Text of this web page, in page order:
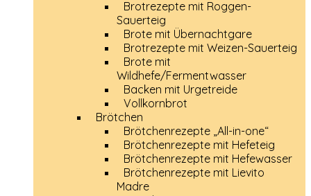
Brotrezepte mit Roggen-
Sauerteig
Brote mit Übernachtgare
Brotrezepte mit Weizen-Sauerteig
Brote mit
Wildhefe/Fermentwasser
Backen mit Urgetreide
Vollkornbrot
Brötchen
Brötchenrezepte „All-in-one“
Brötchenrezepte mit Hefeteig
Brötchenrezepte mit Hefewasser
Brötchenrezepte mit Lievito
Madre